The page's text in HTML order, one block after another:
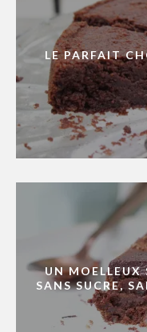
LE PARFAIT
UN MOELLEUX
SANS SUCRE,